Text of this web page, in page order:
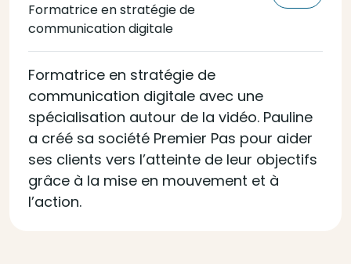
Formatrice en stratégie de
communication digitale
Formatrice en stratégie de
communication digitale avec une
spécialisation autour de la vidéo. Pauline
a créé sa société Premier Pas pour aider
ses clients vers l’atteinte de leur objectifs
grâce à la mise en mouvement et à
l’action.